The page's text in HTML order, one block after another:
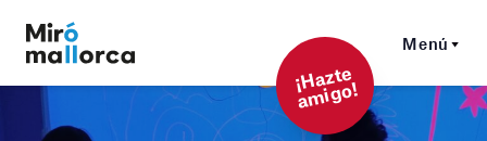
Menú
¡
Hazt
e
a
mi
g
o!